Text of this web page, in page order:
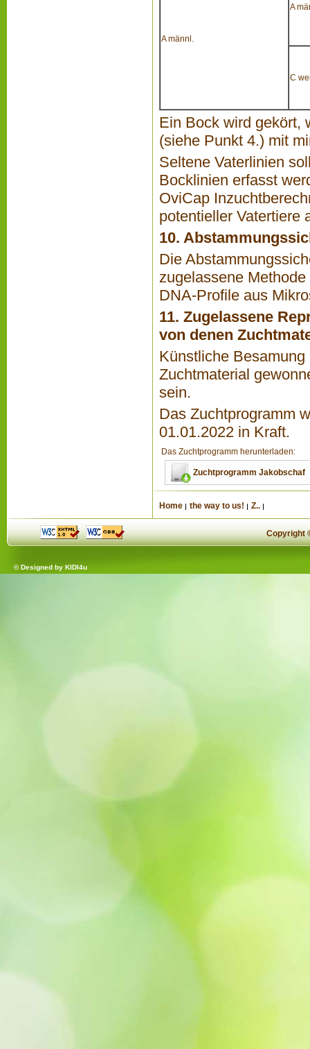
A männl.
A
C
Ein Bock wird gekört,
(siehe Punkt 4.) mit
Seltene Vaterlinien
Bocklinien erfasst
OviCap
potentieller Vatertiere
10.
Die
zugelassene
DNA-Profile aus
11. Zugelassene
von denen
Künstliche
Zuchtmaterial
sein.
Das Zuchtprogramm
01.01.2022 in Kraft.
Das Zuchtprogramm herunterladen:
Zuchtprogramm Jakobschaf
Home the way to us! Z..
Copyright
© Designed by KIDI4u